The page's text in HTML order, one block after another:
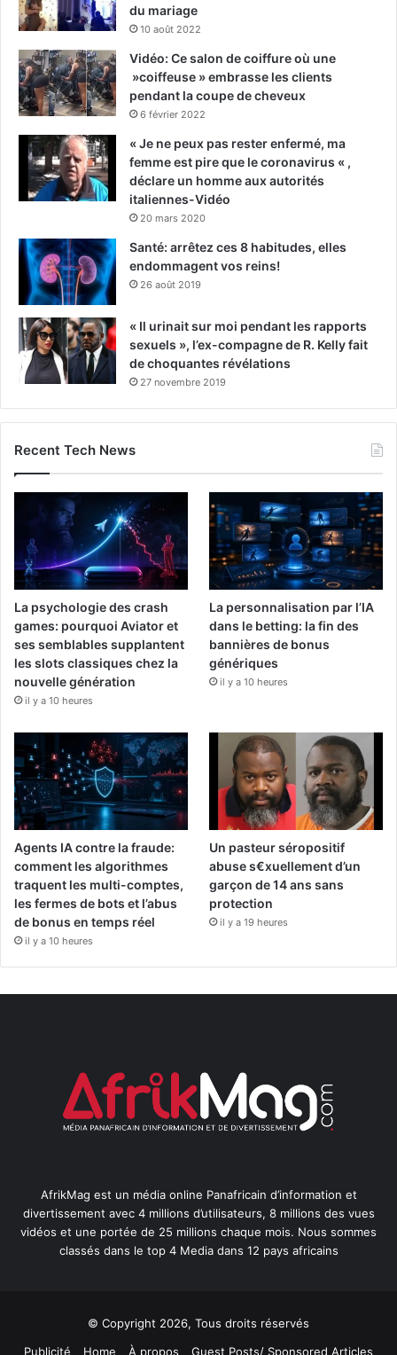
du mariage
10 août 2022
Vidéo: Ce salon de coiffure où une
»coiffeuse » embrasse les clients
pendant la coupe de cheveux
6 février 2022
« Je ne peux pas rester enfermé, ma
femme est pire que le coronavirus « ,
déclare un homme aux autorités
italiennes-Vidéo
20 mars 2020
Santé: arrêtez ces 8 habitudes, elles
endommagent vos reins!
26 août 2019
« Il urinait sur moi pendant les rapports
sexuels », l’ex-compagne de R. Kelly fait
de choquantes révélations
27 novembre 2019
Recent Tech News
La psychologie des crash
games: pourquoi Aviator et
ses semblables supplantent
les slots classiques chez la
nouvelle génération
il y a 10 heures
La personnalisation par l’IA
dans le betting: la fin des
bannières de bonus
génériques
il y a 10 heures
Agents IA contre la fraude:
comment les algorithmes
traquent les multi-comptes,
les fermes de bots et l’abus
de bonus en temps réel
il y a 10 heures
Un pasteur séropositif
abuse s€xuellement d’un
garçon de 14 ans sans
protection
il y a 19 heures
AfrikMag est un média online Panafricain d’information et
divertissement avec 4 millions d’utilisateurs, 8 millions des vues
vidéos et une portée de 25 millions chaque mois. Nous sommes
classés dans le top 4 Media dans 12 pays africains
© Copyright 2026, Tous droits réservés
Publicité
Home À propos Guest Posts/ Sponsored Articles